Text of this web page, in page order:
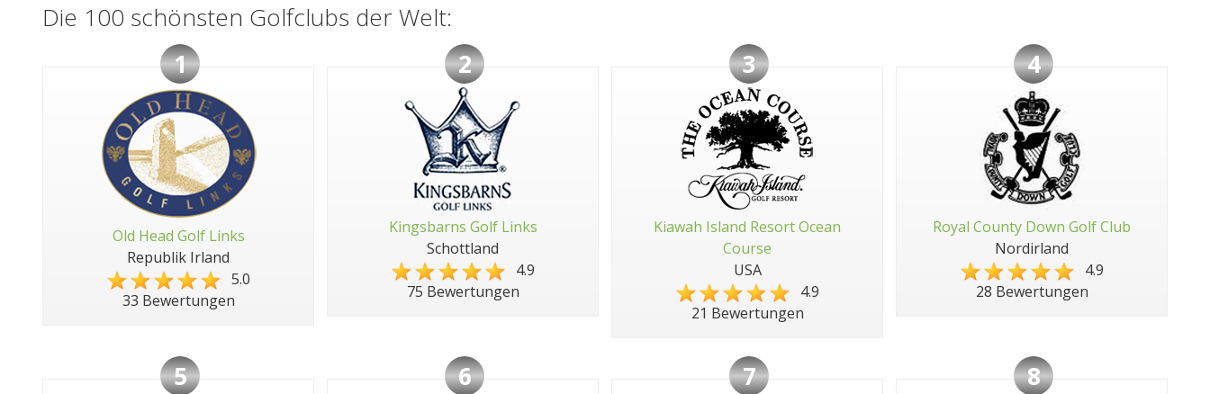
Die 100 schönsten Golfclubs der Welt:
1
Old Head Golf Links
Republik Irland
5.0
33 Bewertungen
2
Kingsbarns Golf Links
Schottland
4.9
75 Bewertungen
3
Kiawah Island Resort Ocean
Course
USA
4.9
21 Bewertungen
4
Royal County Down Golf Club
Nordirland
4.9
28 Bewertungen
5 6 7 8